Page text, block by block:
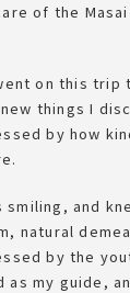
of the
on this trip
things I
by how
smiling, and
natural
by the
as my guide,